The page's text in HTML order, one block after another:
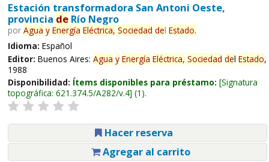
Estación transformadora San Antoni Oeste,
provincia deRío Negro
por Agua y Energía Eléctrica, Sociedad del Estado.
Idioma: Español
Editor: Buenos Aires: Agua y Energía Eléctrica, Sociedad del Estado,
1988
Disponibilidad: Ítems disponibles para préstamo: Signatura
topográfica: 621.374.5/A282/v.4 (1).
Hacer reserva
Agregar al carrito